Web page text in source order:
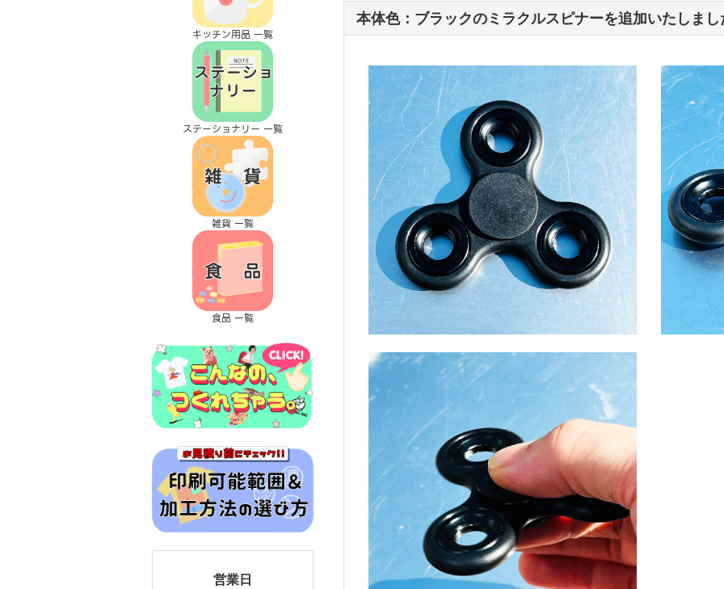
本体色：ブラックのミラクルスピナーを追加いたしまし
キッチン用品 一覧
ステーショナリー 一覧
雑貨 一覧
食品 一覧
営業日